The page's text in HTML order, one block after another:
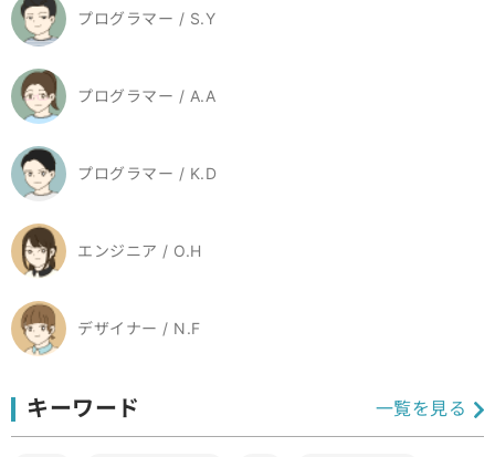
プログラマー / S.Y
プログラマー / A.A
プログラマー / K.D
エンジニア / O.H
デザイナー / N.F
キーワード 一覧を見る